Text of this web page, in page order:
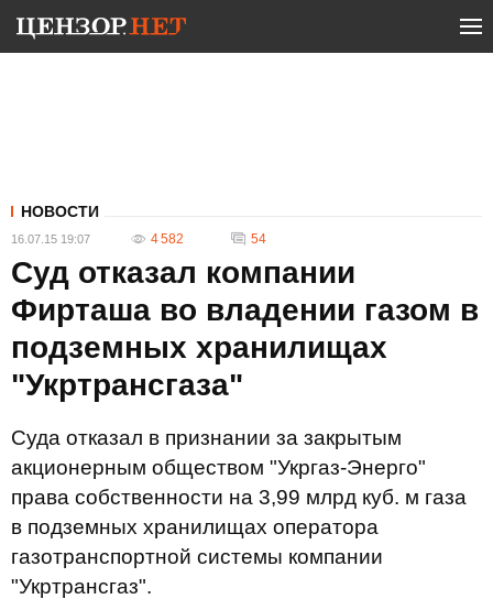
НОВОСТИ
16.07.15 19:07 4 582 54
Суд отказал компании
Фирташа во владении газом в
подземных хранилищах
"Укртрансгаза"
Суда отказал в признании за закрытым
акционерным обществом "Укргаз-Энерго"
права собственности на 3,99 млрд куб. м газа
в подземных хранилищах оператора
газотранспортной системы компании
"Укртрансгаз".